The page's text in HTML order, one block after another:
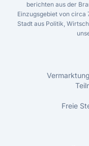
berichten aus der
Einzugsgebiet von circa
Stadt aus Politik,
Freie